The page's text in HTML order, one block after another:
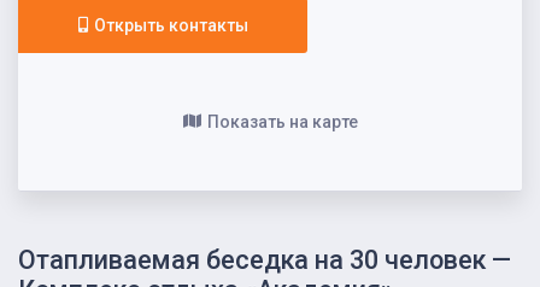
Отапливаемая беседка на 30 человек —
Открыть контакты
Показать на карте